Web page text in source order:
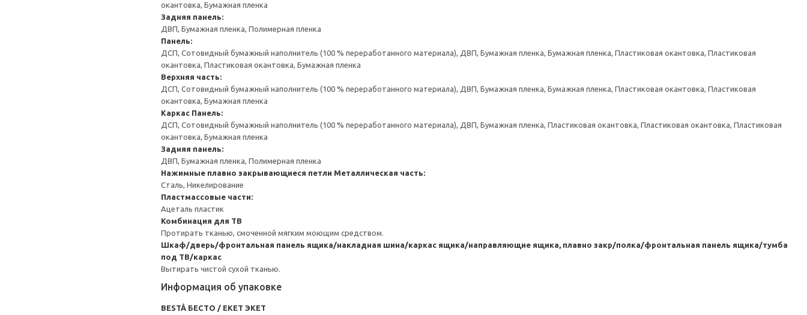
окантовка, Бумажная пленка
Задняя панель:
ДВП, Бумажная пленка, Полимерная пленка
Панель:
ДСП, Сотовидный бумажный наполнитель (100 % переработанного материала), ДВП, Бумажная пленка, Бумажная пленка, Пластиковая окантовка, Пластиковая
окантовка, Пластиковая окантовка, Бумажная пленка
Верхняя часть:
ДСП, Сотовидный бумажный наполнитель (100 % переработанного материала), ДВП, Бумажная пленка, Бумажная пленка, Пластиковая окантовка, Пластиковая
окантовка, Бумажная пленка
Каркас Панель:
ДСП, Сотовидный бумажный наполнитель (100 % переработанного материала), ДВП, Бумажная пленка, Пластиковая окантовка, Пластиковая окантовка, Пластиковая
окантовка, Бумажная пленка
Задняя панель:
ДВП, Бумажная пленка, Полимерная пленка
Нажимные плавно закрывающиеся петли Металлическая часть:
Сталь, Никелирование
Пластмассовые части:
Ацеталь пластик
Комбинация для ТВ
Протирать тканью, смоченной мягким моющим средством.
Шкаф/дверь/фронтальная панель ящика/накладная шина/каркас ящика/направляющие ящика, плавно закр/полка/фронтальная панель ящика/тумба
под ТВ/каркас
Вытирать чистой сухой тканью.
Информация об упаковке
BESTÅ БЕСТО / EKET ЭКЕТ